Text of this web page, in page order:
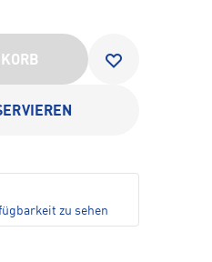
zu sehen